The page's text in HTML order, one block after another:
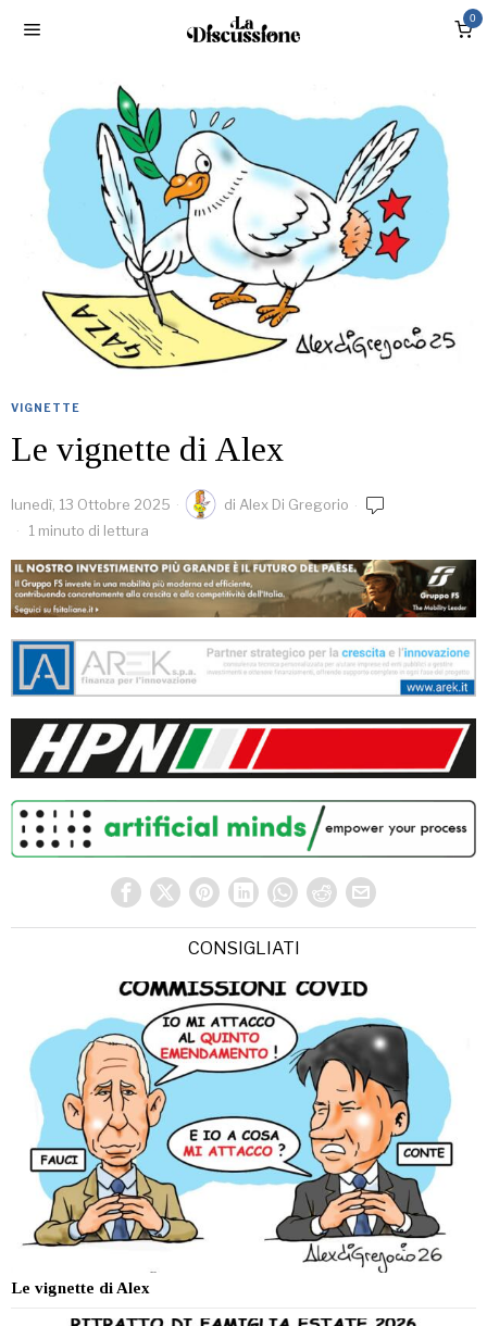
0
VIGNETTE
Le vignette di Alex
lunedì, 13 Ottobre 2025 di Alex Di Gregorio
1 minuto di lettura
CONSIGLIATI
Le vignette di Alex